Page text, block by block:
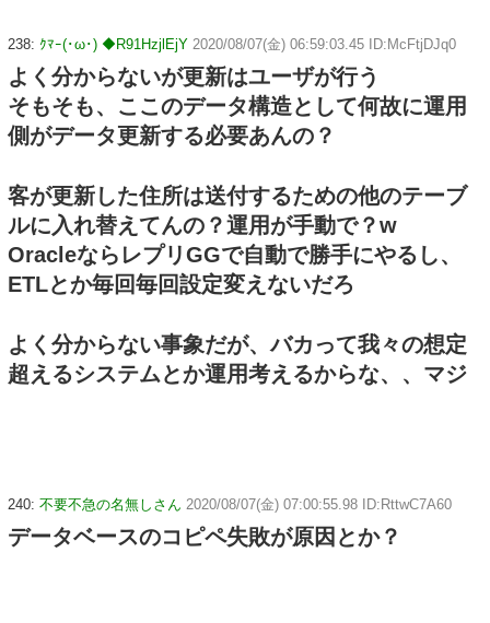
238: ｸﾏｰ(･ω･) ◆R91HzjlEjY 2020/08/07(金) 06:59:03.45 ID:McFtjDJq0
よく分からないが更新はユーザが行う
そもそも、ここのデータ構造として何故に運用
側がデータ更新する必要あんの？
客が更新した住所は送付するための他のテーブ
ルに入れ替えてんの？運用が手動で？w
OracleならレプリGGで自動で勝手にやるし、
ETLとか毎回毎回設定変えないだろ
よく分からない事象だが、バカって我々の想定
超えるシステムとか運用考えるからな、、マジ
240: 不要不急の名無しさん 2020/08/07(金) 07:00:55.98 ID:RttwC7A60
データベースのコピペ失敗が原因とか？